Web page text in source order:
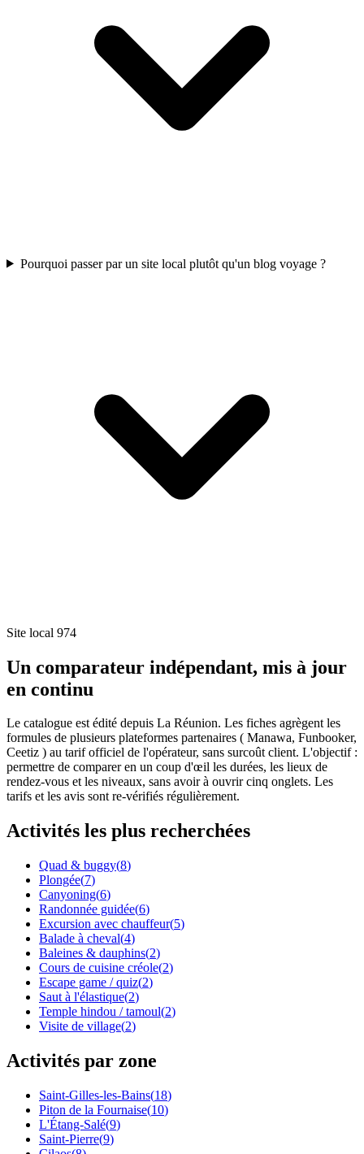
Pourquoi passer par un site local plutôt qu'un blog voyage ?
Site local 974
Un comparateur indépendant, mis à jour
en continu
Le catalogue est édité depuis La Réunion. Les fiches agrègent les
formules de plusieurs plateformes partenaires ( Manawa, Funbooker,
Ceetiz ) au tarif officiel de l'opérateur, sans surcoût client. L'objectif :
permettre de comparer en un coup d'œil les durées, les lieux de
rendez-vous et les niveaux, sans avoir à ouvrir cinq onglets. Les
tarifs et les avis sont re-vérifiés régulièrement.
Activités les plus recherchées
Quad & buggy(8)
Plongée(7)
Canyoning(6)
Randonnée guidée(6)
Excursion avec chauffeur(5)
Balade à cheval(4)
Baleines & dauphins(2)
Cours de cuisine créole(2)
Escape game / quiz(2)
Saut à l'élastique(2)
Temple hindou / tamoul(2)
Visite de village(2)
Activités par zone
Saint-Gilles-les-Bains(18)
Piton de la Fournaise(10)
L'Étang-Salé(9)
Saint-Pierre(9)